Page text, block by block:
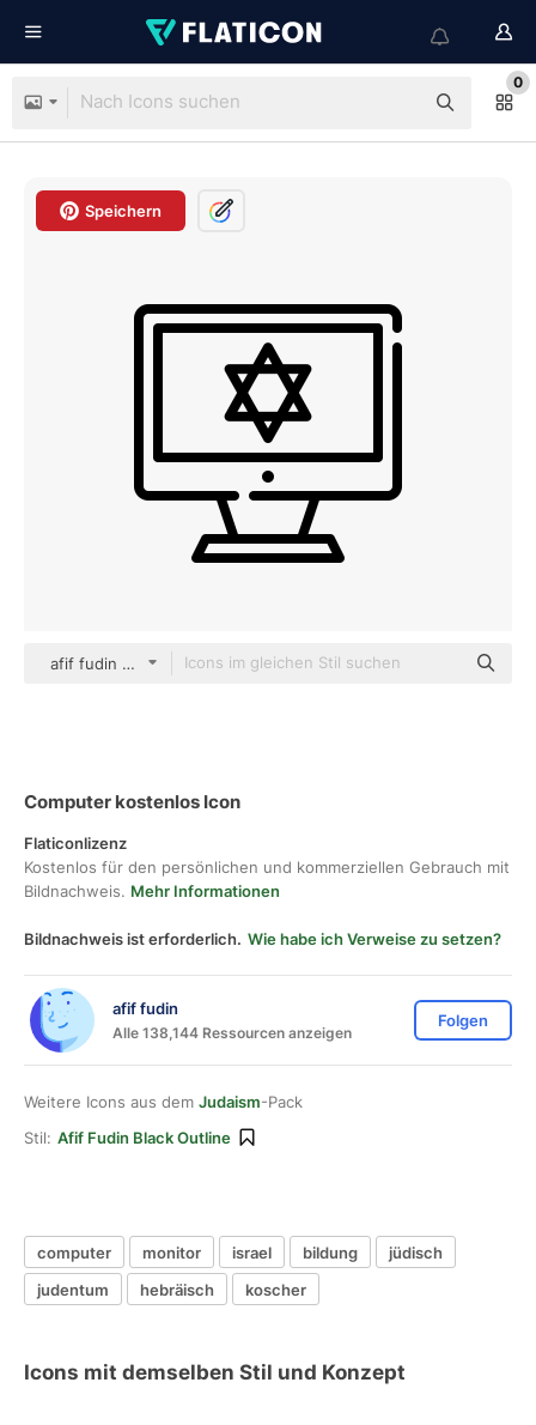
0
Speichern
afif fudin black outline
Computer kostenlos Icon
Flaticonlizenz
Kostenlos für den persönlichen und kommerziellen Gebrauch mit
Bildnachweis. Mehr Informationen
Bildnachweis ist erforderlich. Wie habe ich Verweise zu setzen?
afif fudin
Alle 138,144 Ressourcen anzeigen
Folgen
Weitere Icons aus dem Judaism-Pack
Stil: Afif Fudin Black Outline
computer monitor israel bildung
jüdisch
judentum
hebräisch koscher
Icons mit demselben Stil und Konzept